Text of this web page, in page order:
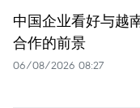
中国企业看好与越
合作的前景
06/08/2026 08:27